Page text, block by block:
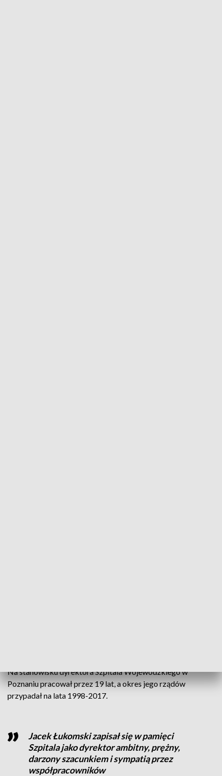
Na stanowisku dyrektora Szpitala Wojewódzkiego w
Poznaniu pracował przez 19 lat, a okres jego rządów
przypadał na lata 1998-2017.
Jacek Łukomski zapisał się w pamięci
Szpitala jako dyrektor ambitny, prężny,
darzony szacunkiem i sympatią przez
współpracowników